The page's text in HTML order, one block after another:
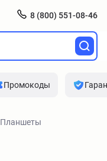
8 (800) 551-08-46
Промокоды
Планшеты